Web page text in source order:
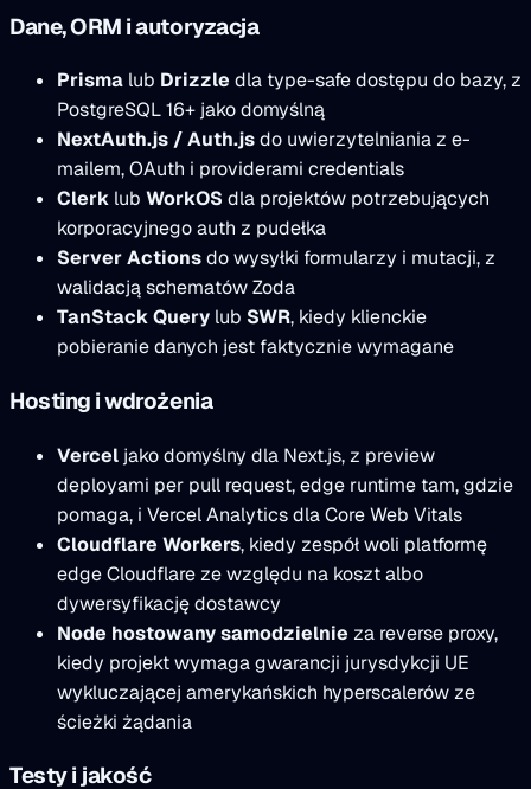
Dane, ORM i autoryzacja
Prisma lub Drizzle dla type-safe dostępu do bazy, z
PostgreSQL 16+ jako domyślną
NextAuth.js / Auth.jsdo uwierzytelniania z e-
mailem, OAuth i providerami credentials
Clerk lub WorkOS dla projektów potrzebujących
korporacyjnego auth z pudełka
Server Actionsdo wysyłki formularzy i mutacji, z
walidacją schematów Zoda
TanStack Query lub SWR, kiedy klienckie
pobieranie danych jest faktycznie wymagane
Hosting i wdrożenia
Vercel jako domyślny dla Next.js, z preview
deployami per pull request, edge runtime tam, gdzie
pomaga, i Vercel Analytics dla Core Web Vitals
Cloudflare Workers, kiedy zespół woli platformę
edge Cloudflare ze względu na koszt albo
dywersyfikację dostawcy
Node hostowany samodzielnie za reverse proxy,
kiedy projekt wymaga gwarancji jurysdykcji UE
wykluczającej amerykańskich hyperscalerów ze
ścieżki żądania
Testy i jakość